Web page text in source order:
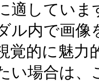
適してい
ル内で画像
覚的に魅
い場合は